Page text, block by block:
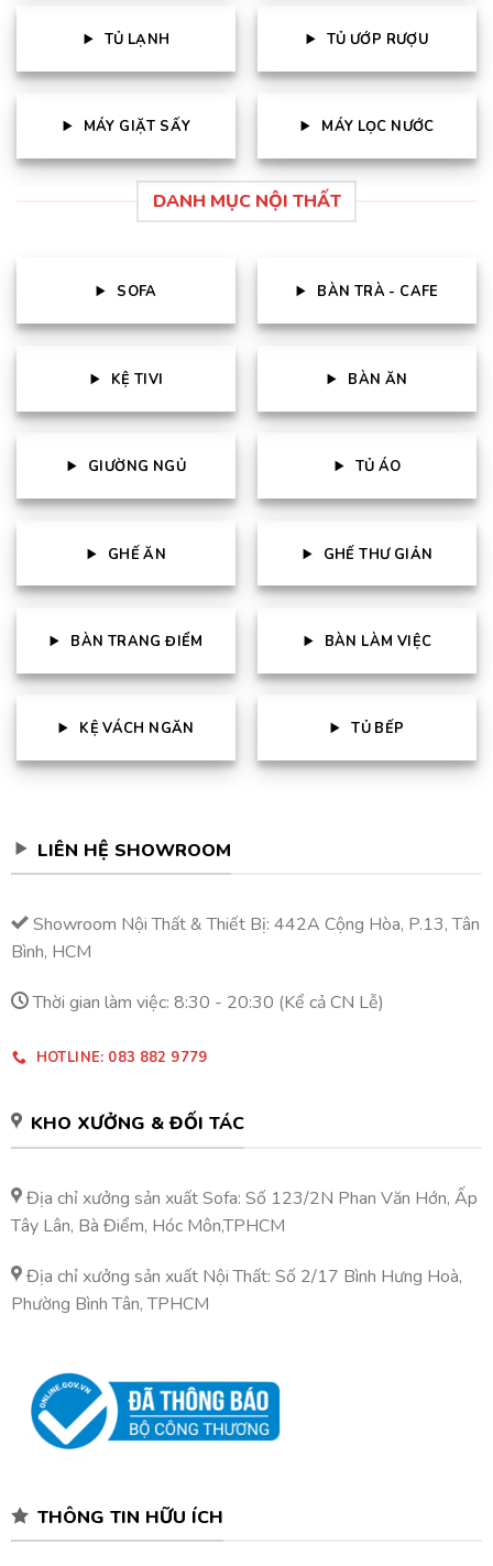
TỦ LẠNH TỦ ƯỚP RƯỢU
MÁY GIẶT SẤY MÁY LỌC NƯỚC
DANH MỤC NỘI THẤT
SOFA BÀN TRÀ - CAFE
KỆ TIVI BÀN ĂN
GIƯỜNG NGỦ TỦ ÁO
GHẾ ĂN GHẾ THƯ GIẢN
BÀN TRANG ĐIỂM BÀN LÀM VIỆC
KỆ VÁCH NGĂN TỦ BẾP
LIÊN HỆ SHOWROOM
Showroom Nội Thất & Thiết Bị: 442A Cộng Hòa, P.13, Tân
Bình, HCM
Thời gian làm việc: 8:30 - 20:30 (Kể cả CN Lễ)
HOTLINE: 083 882 9779
KHO XƯỞNG & ĐỐI TÁC
Địa chỉ xưởng sản xuất Sofa: Số 123/2N Phan Văn Hớn, Ấp
Tây Lân, Bà Điểm, Hóc Môn,TPHCM
Địa chỉ xưởng sản xuất Nội Thất: Số 2/17 Bình Hưng Hoà,
Phường Bình Tân, TPHCM
THÔNG TIN HỮU ÍCH